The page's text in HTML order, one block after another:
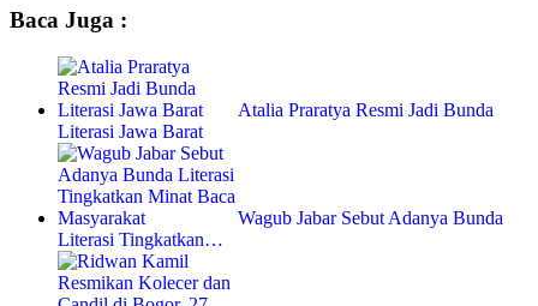
Baca Juga :
Atalia Praratya Resmi Jadi Bunda
Literasi Jawa Barat
Wagub Jabar Sebut Adanya Bunda
Literasi Tingkatkan…